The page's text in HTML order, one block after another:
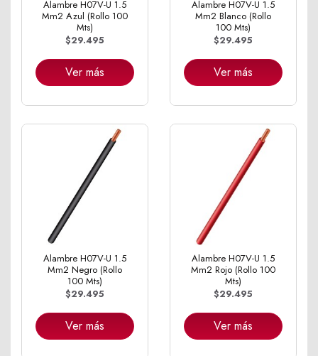
Alambre H07V-U 1.5
Mm2 Azul (Rollo 100
Mts)
$29.495
Ver más
Alambre H07V-U 1.5
Mm2 Blanco (Rollo
100 Mts)
$29.495
Ver más
Alambre H07V-U 1.5
Mm2 Negro (Rollo
100 Mts)
$29.495
Ver más
Alambre H07V-U 1.5
Mm2 Rojo (Rollo 100
Mts)
$29.495
Ver más